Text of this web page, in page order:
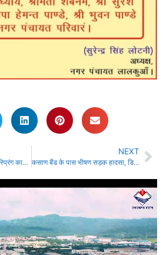
दिल्ली पब्लिक स्कूल हल्द्वानी में स्प्रिंग कार्निवल 4.0 का भव्य आयोजन….
NEXT
कसाण बैंड के पास भीषण सड़क हादसा, डिवाइडर से टकराकर 35 मीटर नीचे गिरी स्कॉर्पियो, दो की दर्दनाक मौत…….